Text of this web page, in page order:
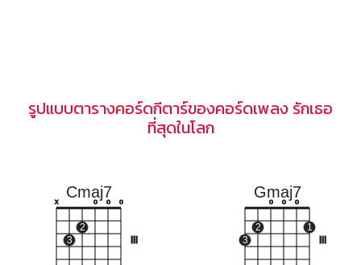
รูปแบบตารางคอร์ดกีตาร์ของคอร์ดเพลง รักเธอ
ที่สุดในโลก
Cmaj7
x
3
2
o o o
Gmaj7
3
2
o o o
1